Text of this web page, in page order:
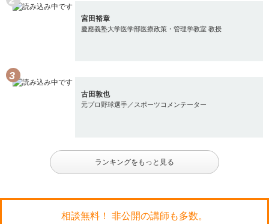
宮田裕章
慶應義塾大学医学部医療政策・管理学教室 教授
古田敦也
元プロ野球選手／スポーツコメンテーター
ランキングをもっと見る
相談無料！ 非公開の講師も多数。